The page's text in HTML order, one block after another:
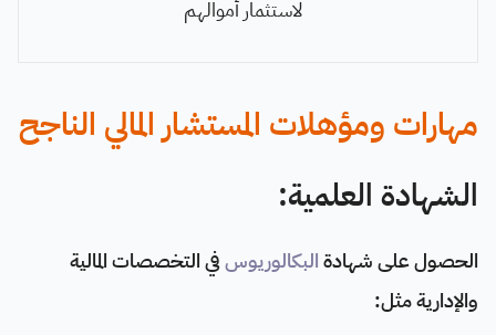
لاستثمار أموالهم
مهارات ومؤهلات المستشار المالي الناجح
الشهادة العلمية:
الحصول على شهادةالبكالوريوسفي التخصصات المالية
والإدارية مثل: